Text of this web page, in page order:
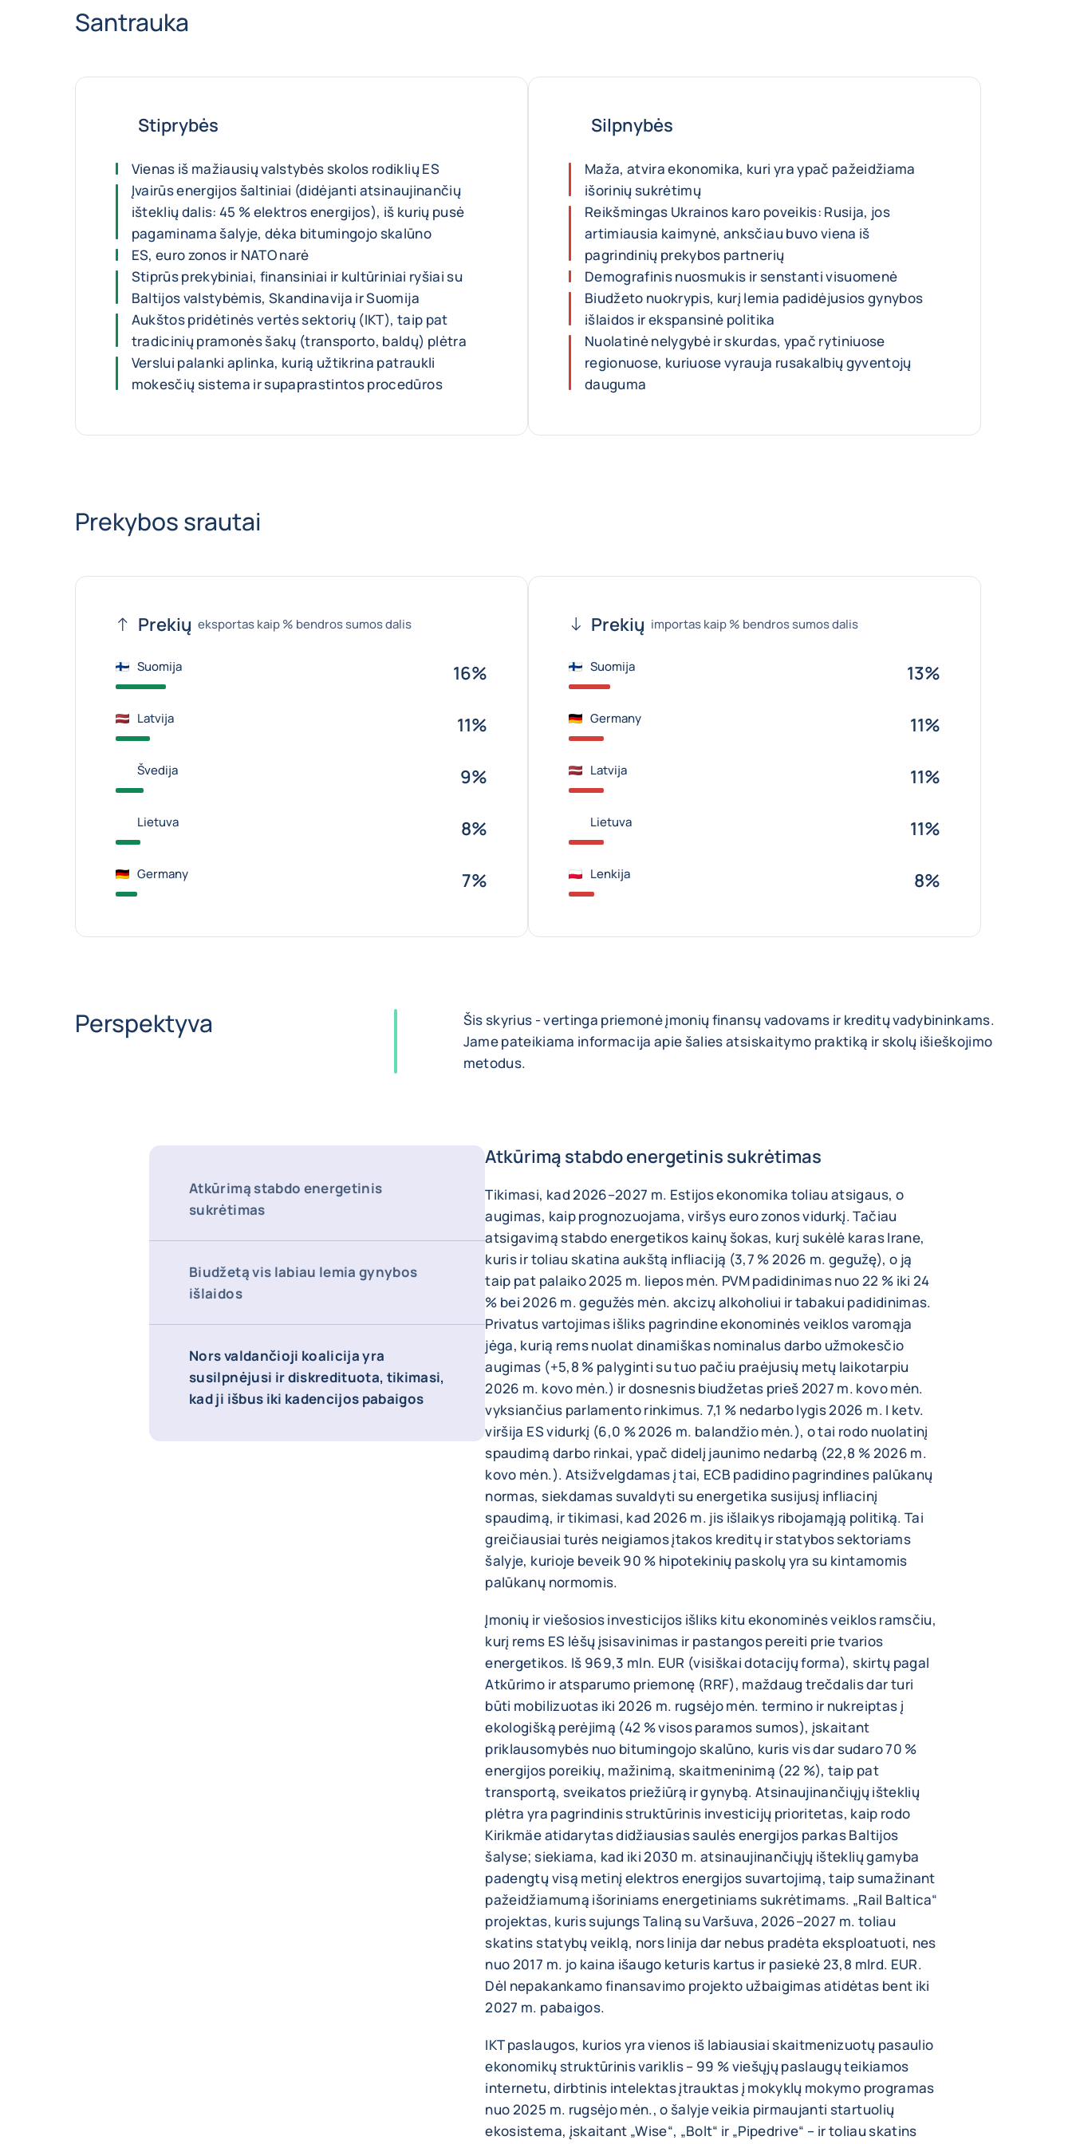
Santrauka
Stiprybės
Vienas iš mažiausių valstybės skolos rodiklių ES
Įvairūs energijos šaltiniai (didėjanti atsinaujinančių
išteklių dalis: 45 % elektros energijos), iš kurių pusė
pagaminama šalyje, dėka bitumingojo skalūno
ES, euro zonos ir NATO narė
Stiprūs prekybiniai, finansiniai ir kultūriniai ryšiai su
Baltijos valstybėmis, Skandinavija ir Suomija
Aukštos pridėtinės vertės sektorių (IKT), taip pat
tradicinių pramonės šakų (transporto, baldų) plėtra
Verslui palanki aplinka, kurią užtikrina patraukli
mokesčių sistema ir supaprastintos procedūros
Silpnybės
Maža, atvira ekonomika, kuri yra ypač pažeidžiama
išorinių sukrėtimų
Reikšmingas Ukrainos karo poveikis: Rusija, jos
artimiausia kaimynė, anksčiau buvo viena iš
pagrindinių prekybos partnerių
Demografinis nuosmukis ir senstanti visuomenė
Biudžeto nuokrypis, kurį lemia padidėjusios gynybos
išlaidos ir ekspansinė politika
Nuolatinė nelygybė ir skurdas, ypač rytiniuose
regionuose, kuriuose vyrauja rusakalbių gyventojų
dauguma
Prekybos srautai
Prekių eksportas kaip % bendros sumos dalis
Suomija 16%
Latvija 11%
Švedija 9%
Lietuva 8%
Germany 7%
Prekių importas kaip % bendros sumos dalis
Suomija 13%
Germany 11%
Latvija 11%
Lietuva 11%
Lenkija 8%
Perspektyva
Šis skyrius - vertinga priemonė įmonių finansų vadovams ir kreditų vadybininkams.
Jame pateikiama informacija apie šalies atsiskaitymo praktiką ir skolų išieškojimo
metodus.
Atkūrimą stabdo energetinis
sukrėtimas
Biudžetą vis labiau lemia gynybos
išlaidos
Nors valdančioji koalicija yra
susilpnėjusi ir diskredituota, tikimasi,
kad ji išbus iki kadencijos pabaigos
Atkūrimą stabdo energetinis sukrėtimas
Tikimasi, kad 2026–2027 m. Estijos ekonomika toliau atsigaus, o
augimas, kaip prognozuojama, viršys euro zonos vidurkį. Tačiau
atsigavimą stabdo energetikos kainų šokas, kurį sukėlė karas Irane,
kuris ir toliau skatina aukštą infliaciją (3,7 % 2026 m. gegužę), o ją
taip pat palaiko 2025 m. liepos mėn. PVM padidinimas nuo 22 % iki 24
% bei 2026 m. gegužės mėn. akcizų alkoholiui ir tabakui padidinimas.
Privatus vartojimas išliks pagrindine ekonominės veiklos varomąja
jėga, kurią rems nuolat dinamiškas nominalus darbo užmokesčio
augimas (+5,8 % palyginti su tuo pačiu praėjusių metų laikotarpiu
2026 m. kovo mėn.) ir dosnesnis biudžetas prieš 2027 m. kovo mėn.
vyksiančius parlamento rinkimus. 7,1 % nedarbo lygis 2026 m. I ketv.
viršija ES vidurkį (6,0 % 2026 m. balandžio mėn.), o tai rodo nuolatinį
spaudimą darbo rinkai, ypač didelį jaunimo nedarbą (22,8 % 2026 m.
kovo mėn.). Atsižvelgdamas į tai, ECB padidino pagrindines palūkanų
normas, siekdamas suvaldyti su energetika susijusį infliacinį
spaudimą, ir tikimasi, kad 2026 m. jis išlaikys ribojamąją politiką. Tai
greičiausiai turės neigiamos įtakos kreditų ir statybos sektoriams
šalyje, kurioje beveik 90 % hipotekinių paskolų yra su kintamomis
palūkanų normomis.
Įmonių ir viešosios investicijos išliks kitu ekonominės veiklos ramsčiu,
kurį rems ES lėšų įsisavinimas ir pastangos pereiti prie tvarios
energetikos. Iš 969,3 mln. EUR (visiškai dotacijų forma), skirtų pagal
Atkūrimo ir atsparumo priemonę (RRF), maždaug trečdalis dar turi
būti mobilizuotas iki 2026 m. rugsėjo mėn. termino ir nukreiptas į
ekologišką perėjimą (42 % visos paramos sumos), įskaitant
priklausomybės nuo bitumingojo skalūno, kuris vis dar sudaro 70 %
energijos poreikių, mažinimą, skaitmeninimą (22 %), taip pat
transportą, sveikatos priežiūrą ir gynybą. Atsinaujinančiųjų išteklių
plėtra yra pagrindinis struktūrinis investicijų prioritetas, kaip rodo
Kirikmäe atidarytas didžiausias saulės energijos parkas Baltijos
šalyse; siekiama, kad iki 2030 m. atsinaujinančiųjų išteklių gamyba
padengtų visą metinį elektros energijos suvartojimą, taip sumažinant
pažeidžiamumą išoriniams energetiniams sukrėtimams. „Rail Baltica“
projektas, kuris sujungs Taliną su Varšuva, 2026–2027 m. toliau
skatins statybų veiklą, nors linija dar nebus pradėta eksploatuoti, nes
nuo 2017 m. jo kaina išaugo keturis kartus ir pasiekė 23,8 mlrd. EUR.
Dėl nepakankamo finansavimo projekto užbaigimas atidėtas bent iki
2027 m. pabaigos.
IKT paslaugos, kurios yra vienos iš labiausiai skaitmenizuotų pasaulio
ekonomikų struktūrinis variklis – 99 % viešųjų paslaugų teikiamos
internetu, dirbtinis intelektas įtrauktas į mokyklų mokymo programas
nuo 2025 m. rugsėjo mėn., o šalyje veikia pirmaujanti startuolių
ekosistema, įskaitant „Wise“, „Bolt“ ir „Pipedrive“ – ir toliau skatins